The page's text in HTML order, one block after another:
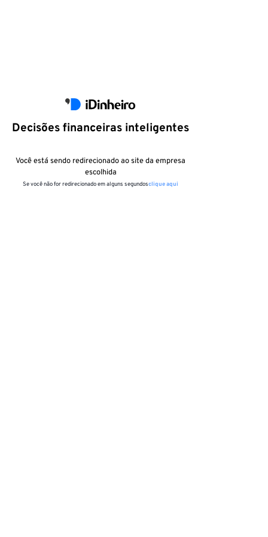
Decisões financeiras inteligentes
Você está sendo redirecionado ao site da empresa
escolhida
Se você não for redirecionado em alguns segundosclique aqui